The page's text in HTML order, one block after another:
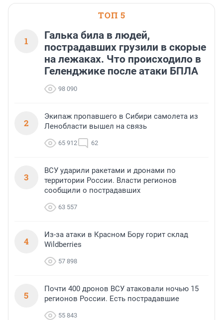
ТОП 5
1
Галька била в людей,
пострадавших грузили в скорые
на лежаках. Что происходило в
Геленджике после атаки БПЛА
98 090
2
Экипаж пропавшего в Сибири самолета из
Ленобласти вышел на связь
65 912 62
3
ВСУ ударили ракетами и дронами по
территории России. Власти регионов
сообщили о пострадавших
63 557
4
Из-за атаки в Красном Бору горит склад
Wildberries
57 898
5
Почти 400 дронов ВСУ атаковали ночью 15
регионов России. Есть пострадавшие
55 843